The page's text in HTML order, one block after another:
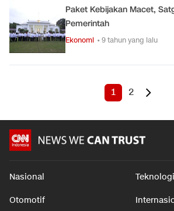
Paket Kebijakan Macet,
Pemerintah
Ekonomi • 9 tahun yang lalu
1 2
Nasional Teknologi
Otomotif